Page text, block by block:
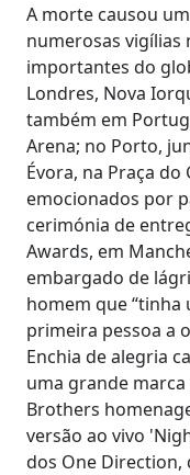
A morte causou
numerosas vigílias
importantes do
Londres, Nova
também em
Arena; no Porto,
Évora, na Praça
emocionados por
cerimónia de
Awards, em
embargado de
homem que “tinha
primeira pessoa a
Enchia de alegria
uma grande marca
Brothers
versão ao vivo
dos One Direction,